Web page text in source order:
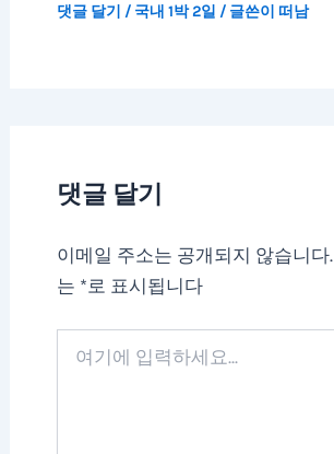
댓글 달기 / 국내 1박 2일 / 글쓴이 떠남
댓글 달기
이메일 주소는 공개되지 않습니다.
는 *로 표시됩니다